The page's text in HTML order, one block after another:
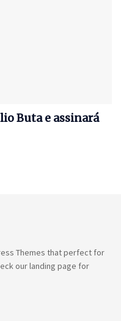
Buta e assinará
Themes that perfect for
our landing page for